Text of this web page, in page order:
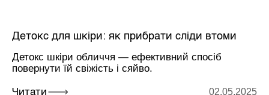
Детокс для шкіри: як прибрати сліди втоми
Детокс шкіри обличчя — ефективний спосіб
повернути їй свіжість і сяйво.
Читати 02.05.2025